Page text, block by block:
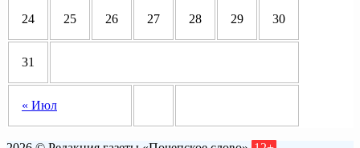
« Июл
24 25 26 27 28 29 30
31